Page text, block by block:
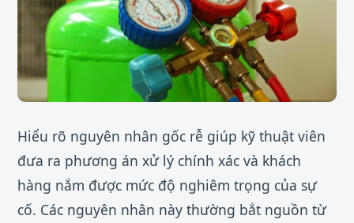
Hiểu rõ nguyên nhân gốc rễ giúp kỹ thuật viên
đưa ra phương án xử lý chính xác và khách
hàng nắm được mức độ nghiêm trọng của sự
cố. Các nguyên nhân này thường bắt nguồn từ